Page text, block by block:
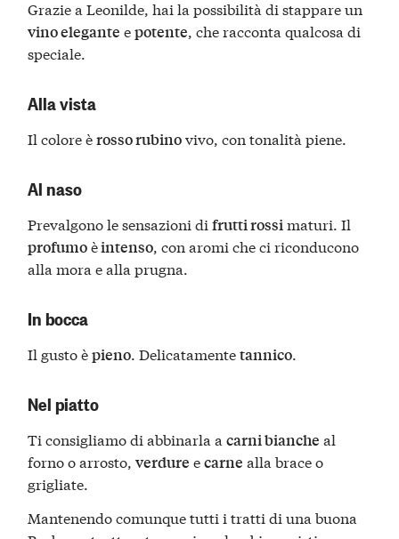
Grazie a Leonilde, hai la possibilità di stappare un
vino elegante epotente , che racconta qualcosa di
speciale.
Alla vista
Il colore èrosso rubinovivo, con tonalità piene.
Al naso
Prevalgono le sensazioni difrutti rossimaturi. Il
profumoèintenso, con aromi che ci riconducono
alla mora e alla prugna.
In bocca
Il gusto èpieno. Delicatamentetannico.
Nel piatto
Ti consigliamo di abbinarla acarni bianche al
forno o arrosto,verdure ecarne alla brace o
grigliate.
Mantenendo comunque tutti i tratti di una buona